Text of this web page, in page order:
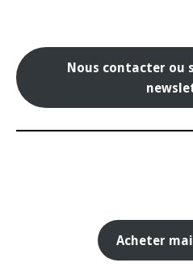
Nous contacter ou
Acheter